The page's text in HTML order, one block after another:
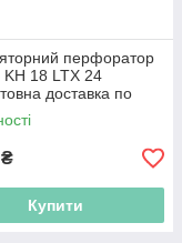
перфоратор
KH 18 LTX 24
доставка по
₴
Купити